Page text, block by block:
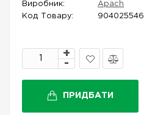
Виробник:
Apach
Код Товару:
904025546
закладки
ПРИДБАТИ